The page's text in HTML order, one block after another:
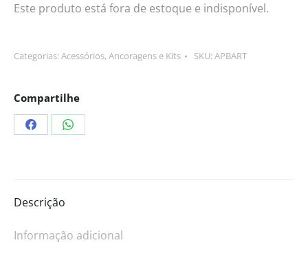
Este produto está fora de estoque e indisponível.
Categorias:Acessórios, Ancoragens e Kits SKU:APBART
Compartilhe
Descrição
Informação adicional